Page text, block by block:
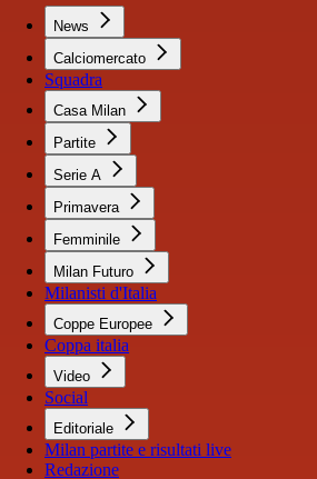
News
Calciomercato
Squadra
Casa Milan
Partite
Serie A
Primavera
Femminile
Milan Futuro
Milanisti d'Italia
Coppe Europee
Coppa italia
Video
Social
Editoriale
Milan partite e risultati live
Redazione